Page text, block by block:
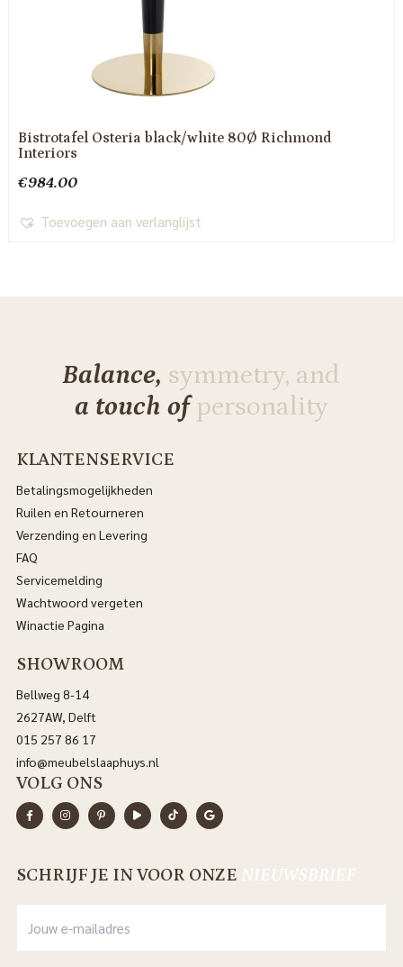
Bistrotafel Osteria black/white 80Ø Richmond
Interiors
€984.00
Toevoegen aan verlanglijst
Balance, symmetry, and
a touch ofpersonality
KLANTENSERVICE
Betalingsmogelijkheden
Ruilen en Retourneren
Verzending en Levering
FAQ
Servicemelding
Wachtwoord vergeten
Winactie Pagina
SHOWROOM
Bellweg 8-14
2627AW, Delft
015 257 86 17
info@meubelslaaphuys.nl
VOLG ONS
SCHRIJF JE IN VOOR ONZE NIEUWSBRIEF